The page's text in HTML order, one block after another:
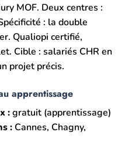
MOF. Deux centres :
: la double
Qualiopi certifié,
Cible : salariés CHR en
projet précis.
apprentissage
:gratuit (apprentissage)
: Cannes, Chagny,